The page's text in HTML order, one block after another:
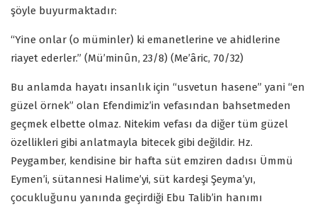
şöyle buyurmaktadır:
“Yine onlar (o müminler) ki emanetlerine ve ahidlerine
riayet ederler.” (Mü’minûn, 23/8) (Me’âric, 70/32)
Bu anlamda hayatı insanlık için “usvetun hasene” yani “en
güzel örnek” olan Efendimiz’in vefasından bahsetmeden
geçmek elbette olmaz. Nitekim vefası da diğer tüm güzel
özellikleri gibi anlatmayla bitecek gibi değildir. Hz.
Peygamber, kendisine bir hafta süt emziren dadısı Ümmü
Eymen’i, sütannesi Halime’yi, süt kardeşi Şeyma’yı,
çocukluğunu yanında geçirdiği Ebu Talib’in hanımı